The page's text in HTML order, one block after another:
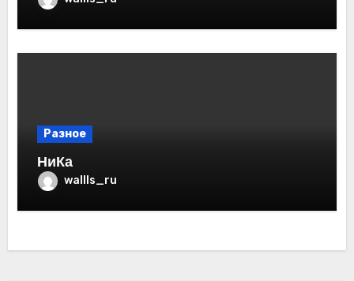
Разное
НиКа
wallls_ru